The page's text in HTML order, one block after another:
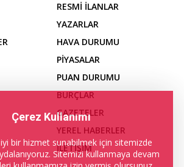
RESMİ İLANLAR
YAZARLAR
HAVA DURUMU
PİYASALAR
PUAN DURUMU
BURÇLAR
GAZETELER
YEREL HABERLER
İLETİŞİM
Çerez Kullanımı
bir hizmet sunabilmek için sitemizde
Sitemizi kullanmaya devam